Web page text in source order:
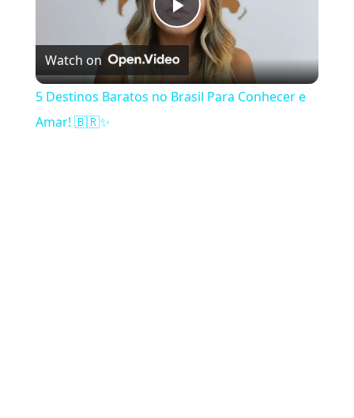
Play Video
Watch on
5 Destinos Baratos no Brasil Para Conhecer e
Amar! 🇧🇷✨